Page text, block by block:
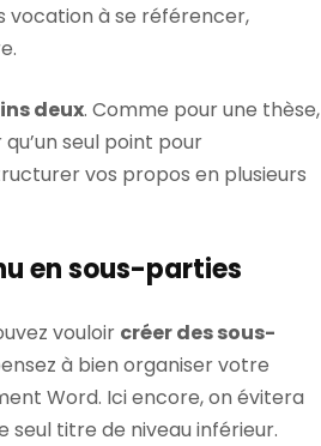
vocation à se référencer,
deux. Comme pour une thèse,
seul point pour
vos propos en plusieurs
en sous-parties
vouloir créer des sous-
à bien organiser votre
Word. Ici encore, on évitera
seul titre de niveau inférieur.